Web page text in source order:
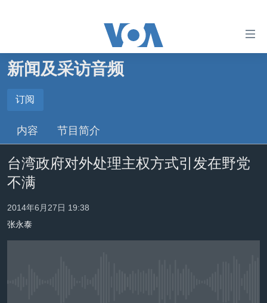
碍
链
到
内
容
跳
转
导
主页
美国
台湾
港澳
国际
最新国际新闻
印太
分类新闻
经济·金融·贸易
美中关系
新闻及采访音频
订阅
订阅
内容 节目简介
台湾政府对外处理主权方式引发在野党
不满
2014年6月27日 19:38
张永泰